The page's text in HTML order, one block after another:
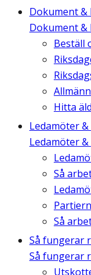
Dokument &
Dokument &
Beställ
Hitta
Ledamöter
Ledamöter
Så
Så
Så fungerar
Så fungerar